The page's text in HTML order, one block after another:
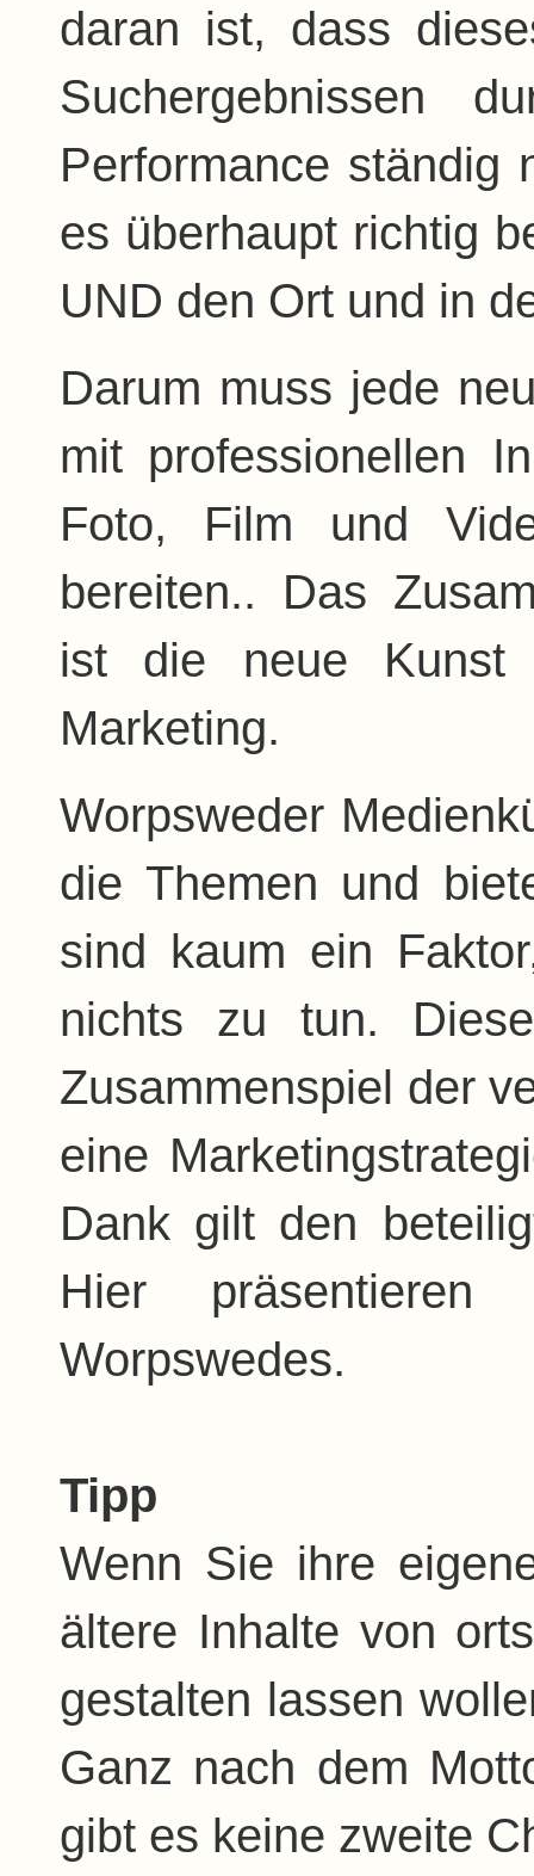
daran ist, dass
Suchergebnissen
Performance ständig
es überhaupt richtig
UND den Ort und in
Darum muss jede
mit professionellen
Foto, Film und
bereiten.. Das
ist die neue Kunst
Marketing.
Worpsweder
die Themen und
sind kaum ein
nichts zu tun.
Zusammenspiel der
eine
Dank gilt den
Hier präsentieren
Worpswedes.
Tipp
Wenn Sie ihre
ältere Inhalte von
gestalten lassen
Ganz nach dem
gibt es keine zweite